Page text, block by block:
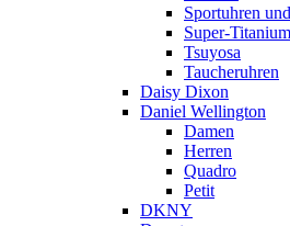
Sportuhren
Super-Titanium
Tsuyosa
Taucheruhren
Daisy Dixon
Daniel Wellington
Damen
Herren
Quadro
Petit
DKNY